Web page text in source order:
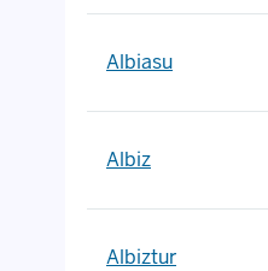
Albiasu
Albiz
Albiztur